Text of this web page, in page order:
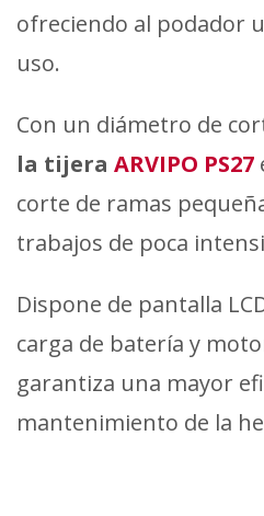
ofreciendo al podador
uso.
Con un diámetro de
la tijera ARVIPO PS27
corte de ramas
trabajos de poca
Dispone de pantalla
carga de batería y
garantiza una mayor
mantenimiento de la